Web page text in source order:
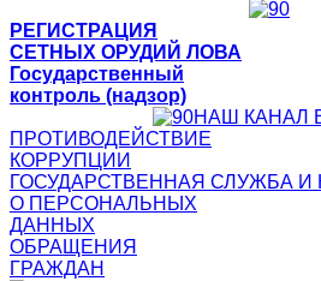
РЕГИСТРАЦИЯ
СЕТНЫХ ОРУДИЙ ЛОВА
Государственный
контроль (надзор)
НАШ КАНАЛ
ПРОТИВОДЕЙСТВИЕ
КОРРУПЦИИ
ГОСУДАРСТВЕННАЯ СЛУЖБА И
О ПЕРСОНАЛЬНЫХ
ДАННЫХ
ОБРАЩЕНИЯ
ГРАЖДАН